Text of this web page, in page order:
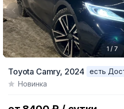
of
1 / 7
Toyota Camry, 2024
есть
Новинка